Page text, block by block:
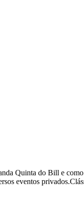
Quinta do Bill e
eventos